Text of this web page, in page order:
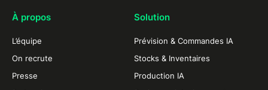
À propos
L’équipe
On recrute
Presse
Solution
Prévision & Commandes IA
Stocks & Inventaires
Production IA